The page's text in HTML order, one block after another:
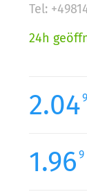
Tel:
24h
Mittwoch:
Samstag:
Sonntag:
2.049
1.96 9